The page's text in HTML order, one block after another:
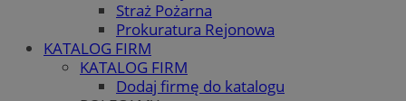
Straż Pożarna
Prokuratura Rejonowa
KATALOG FIRM
KATALOG FIRM
Dodaj firmę do katalogu